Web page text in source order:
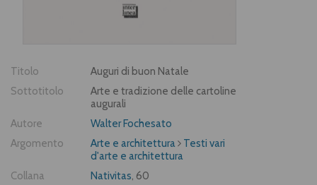
Titolo
Auguri di buon Natale
Sottotitolo
Arte e tradizione delle cartoline
augurali
Autore
Walter Fochesato
Argomento
Arte e architettura
Testi vari
d'arte e architettura
Collana
Nativitas, 60